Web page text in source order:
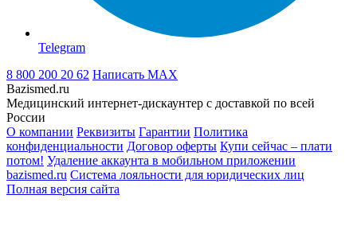
Telegram
8 800 200 20 62 Написать MAX
Bazismed.ru
Медицинский интернет-дискаунтер с доставкой по всей
России
О компании Реквизиты Гарантии Политика
конфиденциальности Договор оферты Купи сейчас – плати
потом! Удаление аккаунта в мобильном приложении
bazismed.ru Система лояльности для юридических лиц
Полная версия сайта